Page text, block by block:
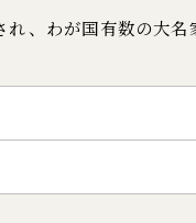
、わが国有数の大名